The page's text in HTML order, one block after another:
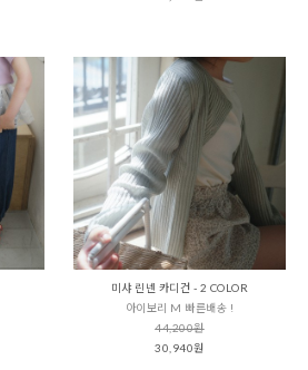
미샤 린넨 카디건 - 2 COLOR
아이보리 M 빠른배송 !
44,200원
30,940원